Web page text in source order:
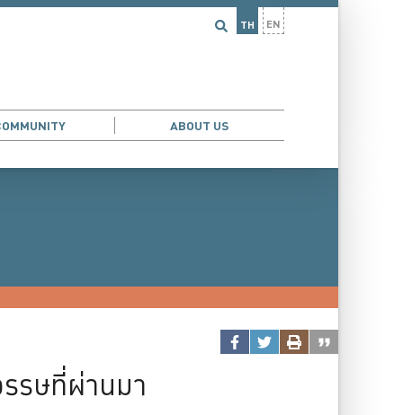
TH EN
ABOUT US
รษที่ผ่านมา